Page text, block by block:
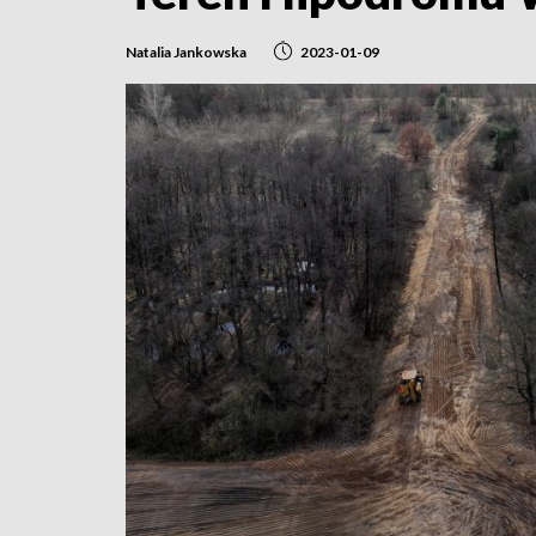
Natalia Jankowska 2023-01-09